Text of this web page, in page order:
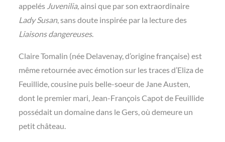
appelés Juvenilia, ainsi que par son extraordinaire
Lady Susan, sans doute inspirée par la lecture des
Liaisons dangereuses.
Claire Tomalin (née Delavenay, d’origine française) est
même retournée avec émotion sur les traces d’Eliza de
Feuillide, cousine puis belle-soeur de Jane Austen,
dont le premier mari, Jean-François Capot de Feuillide
possédait un domaine dans le Gers, où demeure un
petit château.